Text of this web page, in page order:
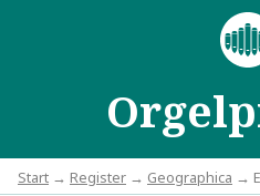
Start → Register → Geographica →